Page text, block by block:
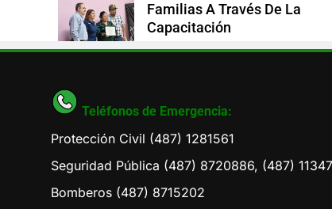
Familias A Través De La
Capacitación
Comunicación DIF
2 Semanas
Teléfonos de Emergencia:
Protección Civil (487) 1281561
Seguridad Pública (487) 8720886, (487)
Bomberos (487) 8715202